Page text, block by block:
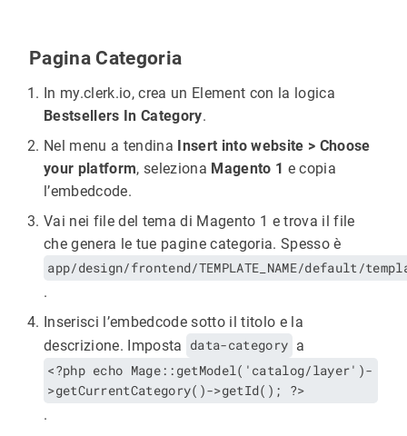
Pagina Categoria
In my.clerk.io, crea un Element con la logica
Bestsellers In Category.
Nel menu a tendina Insert into website > Choose
your platform, seleziona Magento 1 e copia
l’embedcode.
Vai nei file del tema di Magento 1 e trova il file
che genera le tue pagine categoria. Spesso è
app/design/frontend/TEMPLATE_NAME/default/
.
Inserisci l’embedcode sotto il titolo e la
descrizione. Imposta data-category a
<?php echo Mage::getModel('catalog/layer')-
>getCurrentCategory()->getId(); ?>
.